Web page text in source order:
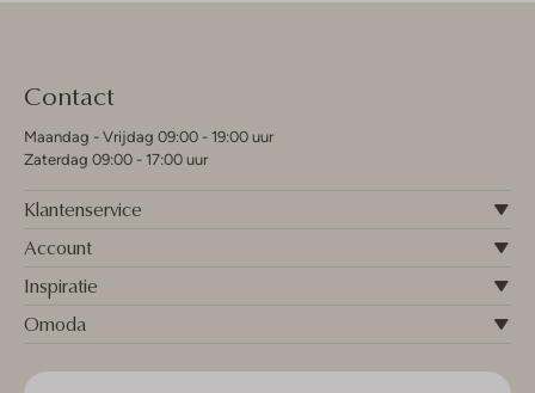
Contact
Maandag - Vrijdag 09:00 - 19:00 uur
Zaterdag 09:00 - 17:00 uur
Klantenservice
Account
Inspiratie
Omoda